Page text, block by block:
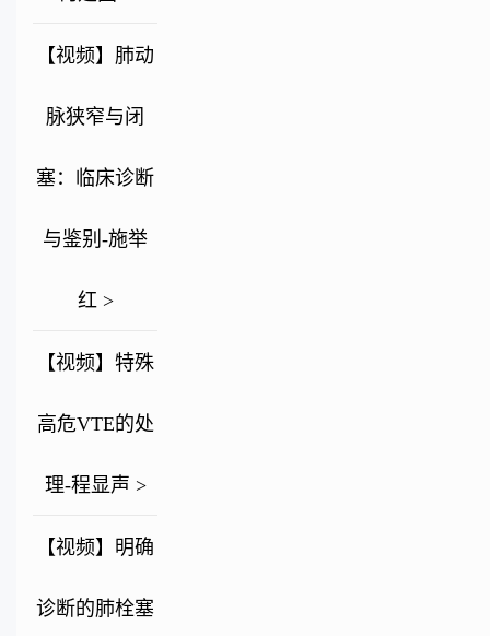
【视频】肺动
脉狭窄与闭
塞：临床诊断
与鉴别-施举
红 >
【视频】特殊
高危VTE的处
理-程显声 >
【视频】明确
诊断的肺栓塞